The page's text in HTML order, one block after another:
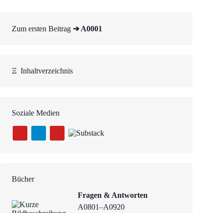
Zum ersten Beitrag ➔ A0001
Ξ Inhaltverzeichnis
Soziale Medien
Bücher
Fragen & Antworten
A0801–A0920